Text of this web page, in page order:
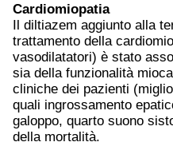
Cardiomiopatia
Il diltiazem aggiunto alla
trattamento della
vasodilatatori) è stato
sia della funzionalità
cliniche dei pazienti
quali ingrossamento
galoppo, quarto suono
della mortalità.